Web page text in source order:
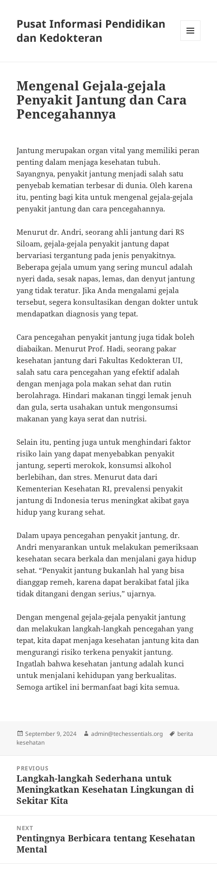
Pusat Informasi Pendidikan
dan Kedokteran
Mengenal Gejala-gejala
Penyakit Jantung dan Cara
Pencegahannya
Jantung merupakan organ vital yang memiliki peran
penting dalam menjaga kesehatan tubuh.
Sayangnya, penyakit jantung menjadi salah satu
penyebab kematian terbesar di dunia. Oleh karena
itu, penting bagi kita untuk mengenal gejala-gejala
penyakit jantung dan cara pencegahannya.
Menurut dr. Andri, seorang ahli jantung dari RS
Siloam, gejala-gejala penyakit jantung dapat
bervariasi tergantung pada jenis penyakitnya.
Beberapa gejala umum yang sering muncul adalah
nyeri dada, sesak napas, lemas, dan denyut jantung
yang tidak teratur. Jika Anda mengalami gejala
tersebut, segera konsultasikan dengan dokter untuk
mendapatkan diagnosis yang tepat.
Cara pencegahan penyakit jantung juga tidak boleh
diabaikan. Menurut Prof. Hadi, seorang pakar
kesehatan jantung dari Fakultas Kedokteran UI,
salah satu cara pencegahan yang efektif adalah
dengan menjaga pola makan sehat dan rutin
berolahraga. Hindari makanan tinggi lemak jenuh
dan gula, serta usahakan untuk mengonsumsi
makanan yang kaya serat dan nutrisi.
Selain itu, penting juga untuk menghindari faktor
risiko lain yang dapat menyebabkan penyakit
jantung, seperti merokok, konsumsi alkohol
berlebihan, dan stres. Menurut data dari
Kementerian Kesehatan RI, prevalensi penyakit
jantung di Indonesia terus meningkat akibat gaya
hidup yang kurang sehat.
Dalam upaya pencegahan penyakit jantung, dr.
Andri menyarankan untuk melakukan pemeriksaan
kesehatan secara berkala dan menjalani gaya hidup
sehat. “Penyakit jantung bukanlah hal yang bisa
dianggap remeh, karena dapat berakibat fatal jika
tidak ditangani dengan serius,” ujarnya.
Dengan mengenal gejala-gejala penyakit jantung
dan melakukan langkah-langkah pencegahan yang
tepat, kita dapat menjaga kesehatan jantung kita dan
mengurangi risiko terkena penyakit jantung.
Ingatlah bahwa kesehatan jantung adalah kunci
untuk menjalani kehidupan yang berkualitas.
Semoga artikel ini bermanfaat bagi kita semua.
Posted
on
September 9, 2024 Author
admin@techessentials.org Tags
berita
kesehatan
navigation
PREVIOUS
Previous
post:
Langkah-langkah Sederhana untuk
Meningkatkan Kesehatan Lingkungan di
Sekitar Kita
NEXT
Next
post:
Pentingnya Berbicara tentang Kesehatan
Mental